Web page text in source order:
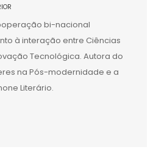
bi-nacional
à interação entre Ciências
Tecnológica. Autora do
na Pós-modernidade e a
Literário.